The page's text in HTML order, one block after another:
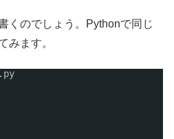
くのでしょう。Pythonで同じ
みます。
.py